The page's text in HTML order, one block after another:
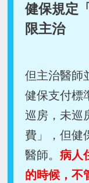
健保規定
限主治
但主治醫師
健保支付標
巡房，未巡
費」，但健
醫師。病人
的時候，不